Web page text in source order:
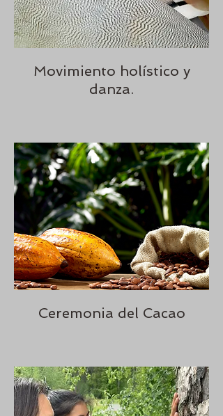
Movimiento holístico y
danza.
Ceremonia del Cacao